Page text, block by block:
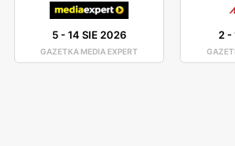
5-14 SIE 2026
GAZETKA MEDIA EXPERT
2-